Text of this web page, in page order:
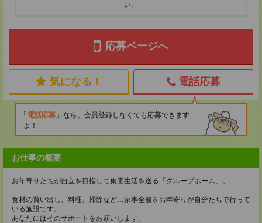
い。
応募ページへ
気になる！ 電話応募
電話応募
なら、会員登録しなくても応募できます
よ！
お仕事の概要
お年寄りたちが自立を目指して集団生活を送る「グループホーム」。
食材の買い出し、料理、掃除など…家事全般をお年寄りが自分たちで行って
いる施設です。
あなたにはそのサポートをお願いします。